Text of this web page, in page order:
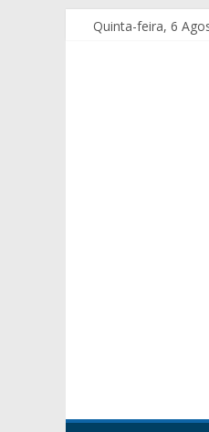
Quinta-feira, 6